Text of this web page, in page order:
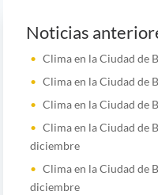
Noticias
Clima en la Ciudad de
Clima en la Ciudad de
Clima en la Ciudad de
Clima en la Ciudad de
diciembre
Clima en la Ciudad de
diciembre